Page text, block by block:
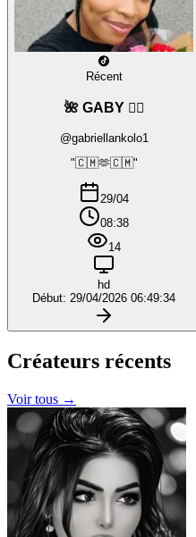
Récent
🌺 GABY ❤️‍🔥
@gabriellankolo1
"🇨🇲🫶🇨🇲"
29/04
08:38
14
hd
Début: 29/04/2026 06:49:34
Créateurs récents
Voir tous →